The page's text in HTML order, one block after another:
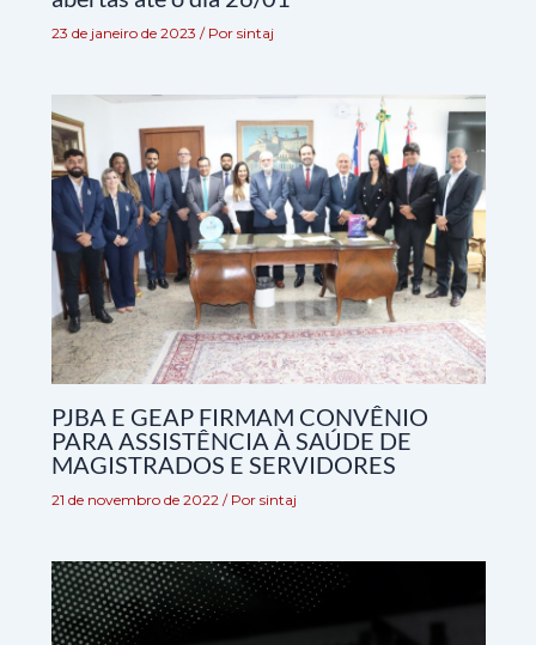
23 de janeiro de 2023 / Por sintaj
PJBA E GEAP FIRMAM CONVÊNIO
PARA ASSISTÊNCIA À SAÚDE DE
MAGISTRADOS E SERVIDORES
21 de novembro de 2022 / Por sintaj